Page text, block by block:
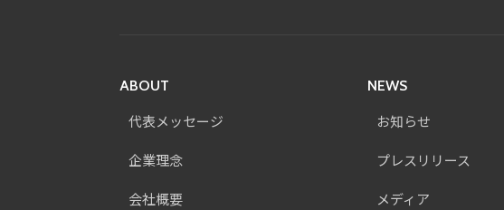
ABOUT
代表メッセージ
企業理念
会社概要
NEWS
お知らせ
プレスリリース
メディア